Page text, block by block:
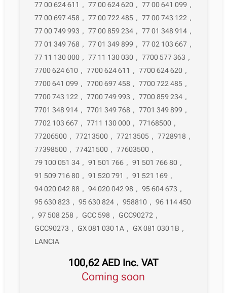
77 00 624 611 , 77 00 624 620 , 77 00 641 099 ,
77 00 697 458 , 77 00 722 485 , 77 00 743 122 ,
77 00 749 993 , 77 00 859 234 , 77 01 348 914 ,
77 01 349 768 , 77 01 349 899 , 77 02 103 667 ,
77 11 130 000 , 77 11 130 030 , 7700 577 363 ,
7700 624 610 , 7700 624 611 , 7700 624 620 ,
7700 641 099 , 7700 697 458 , 7700 722 485 ,
7700 743 122 , 7700 749 993 , 7700 859 234 ,
7701 348 914 , 7701 349 768 , 7701 349 899 ,
7702 103 667 , 7711 130 000 , 77168500 ,
77206500 , 77213500 , 77213505 , 7728918 ,
77398500 , 77421500 , 77603500 ,
79 100 051 34 , 91 501 766 , 91 501 766 80 ,
91 509 716 80 , 91 520 791 , 91 521 169 ,
94 020 042 88 , 94 020 042 98 , 95 604 673 ,
95 630 823 , 95 630 824 , 958810 , 96 114 450
, 97 508 258 , GCC 598 , GCC90272 ,
GCC90273 , GX 081 030 1A , GX 081 030 1B ,
LANCIA
100,62AED Inc. VAT
Coming soon